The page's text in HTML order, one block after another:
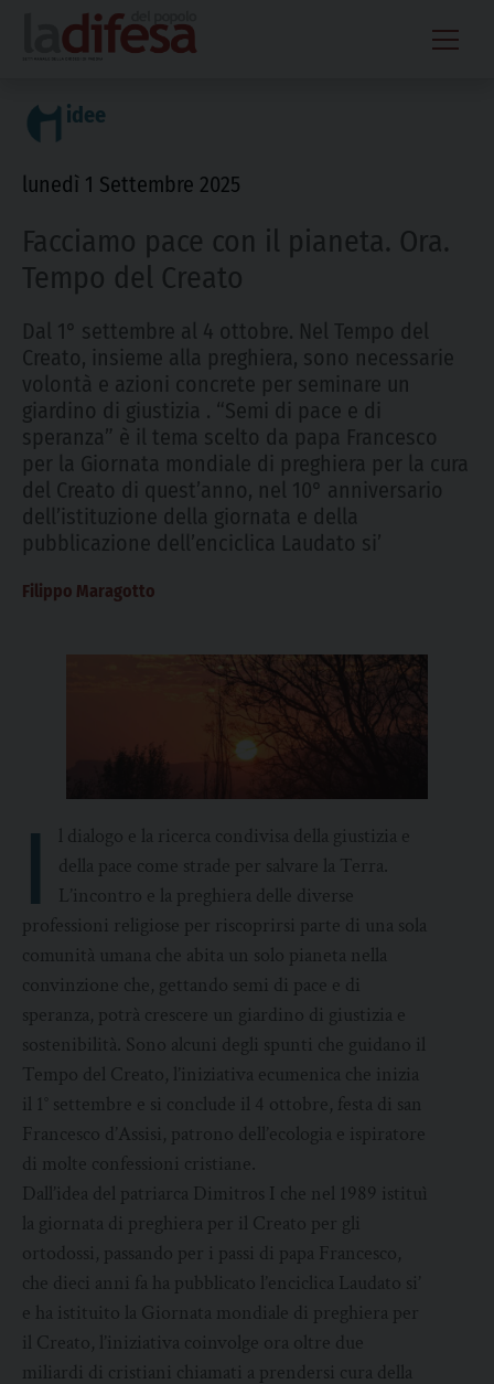
content
idee
lunedì 1 Settembre 2025
Facciamo pace con il pianeta. Ora.
Tempo del Creato
Dal 1° settembre al 4 ottobre. Nel Tempo del
Creato, insieme alla preghiera, sono necessarie
volontà e azioni concrete per seminare un
giardino di giustizia . “Semi di pace e di
speranza” è il tema scelto da papa Francesco
per la Giornata mondiale di preghiera per la cura
del Creato di quest’anno, nel 10° anniversario
dell’istituzione della giornata e della
pubblicazione dell’enciclica Laudato si’
Filippo Maragotto
I
l dialogo e la ricerca condivisa della giustizia e
della pace come strade per salvare la Terra.
L’incontro e la preghiera delle diverse
professioni religiose per riscoprirsi parte di una sola
comunità umana che abita un solo pianeta nella
convinzione che, gettando semi di pace e di
speranza, potrà crescere un giardino di giustizia e
sostenibilità. Sono alcuni degli spunti che guidano il
Tempo del Creato, l’iniziativa ecumenica che inizia
il 1° settembre e si conclude il 4 ottobre, festa di san
Francesco d’Assisi, patrono dell’ecologia e ispiratore
di molte confessioni cristiane.
Dall’idea del patriarca Dimitros I che nel 1989 istituì
la giornata di preghiera per il Creato per gli
ortodossi, passando per i passi di papa Francesco,
che dieci anni fa ha pubblicato l’enciclica Laudato si’
e ha istituito la Giornata mondiale di preghiera per
il Creato, l’iniziativa coinvolge ora oltre due
miliardi di cristiani chiamati a prendersi cura della